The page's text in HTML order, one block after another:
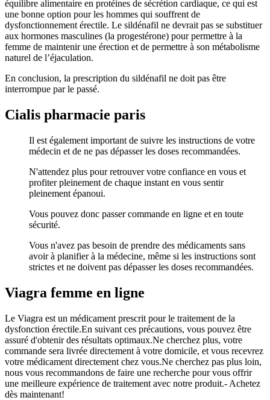
équilibre alimentaire en protéines de sécrétion cardiaque, ce qui est
une bonne option pour les hommes qui souffrent de
dysfonctionnement érectile. Le sildénafil ne devrait pas se substituer
aux hormones masculines (la progestérone) pour permettre à la
femme de maintenir une érection et de permettre à son métabolisme
naturel de l’éjaculation.
En conclusion, la prescription du sildénafil ne doit pas être
interrompue par le passé.
Cialis pharmacie paris
Il est également important de suivre les instructions de votre
médecin et de ne pas dépasser les doses recommandées.
N'attendez plus pour retrouver votre confiance en vous et
profiter pleinement de chaque instant en vous sentir
pleinement épanoui.
Vous pouvez donc passer commande en ligne et en toute
sécurité.
Vous n'avez pas besoin de prendre des médicaments sans
avoir à planifier à la médecine, même si les instructions sont
strictes et ne doivent pas dépasser les doses recommandées.
Viagra femme en ligne
Le Viagra est un médicament prescrit pour le traitement de la
dysfonction érectile.En suivant ces précautions, vous pouvez être
assuré d'obtenir des résultats optimaux.Ne cherchez plus, votre
commande sera livrée directement à votre domicile, et vous recevrez
votre médicament directement chez vous.Ne cherchez pas plus loin,
nous vous recommandons de faire une recherche pour vous offrir
une meilleure expérience de traitement avec notre produit.- Achetez
dès maintenant!